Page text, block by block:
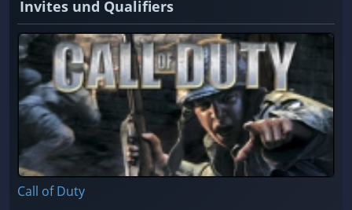
Invites und Qualifiers
Call of Duty